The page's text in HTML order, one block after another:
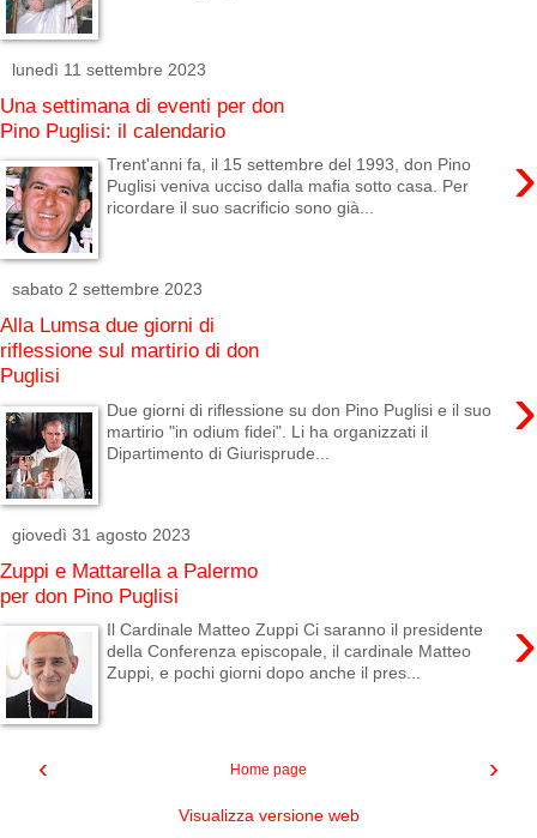
lunedì 11 settembre 2023
Una settimana di eventi per don
Pino Puglisi: il calendario
›
Trent'anni fa, il 15 settembre del 1993, don Pino
Puglisi veniva ucciso dalla mafia sotto casa. Per
ricordare il suo sacrificio sono già...
sabato 2 settembre 2023
Alla Lumsa due giorni di
riflessione sul martirio di don
Puglisi
›
Due giorni di riflessione su don Pino Puglisi e il suo
martirio "in odium fidei". Li ha organizzati il
Dipartimento di Giurisprude...
giovedì 31 agosto 2023
Zuppi e Mattarella a Palermo
per don Pino Puglisi
›
Il Cardinale Matteo Zuppi Ci saranno il presidente
della Conferenza episcopale, il cardinale Matteo
Zuppi, e pochi giorni dopo anche il pres...
‹ ›
Home page
Visualizza versione web